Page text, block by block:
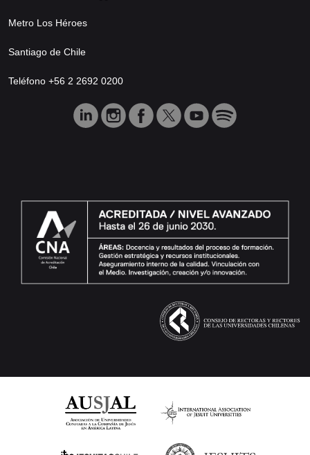
Metro Los Héroes
Santiago de Chile
Teléfono +56 2 2692 0200